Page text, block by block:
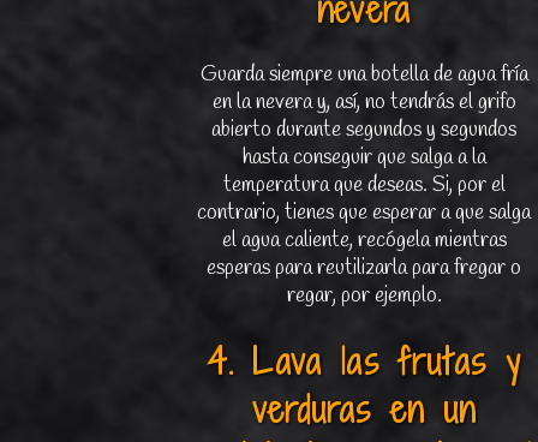
Guarda siempre una botella de agua fría
en la nevera y, así, no tendrás el grifo
abierto durante segundos y segundos
hasta conseguir que salga a la
temperatura que deseas. Si, por el
contrario, tienes que esperar a que salga
el agua caliente, recógela mientras
esperas para reutilizarla para fregar o
regar, por ejemplo.
4. Lava las frutas y
verduras en un